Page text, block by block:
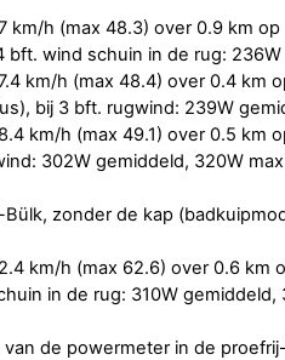
km/h (max 48.3) over 0.9 km
bft. wind schuin in de rug:
km/h (max 48.4) over 0.4 km
bij 3 bft. rugwind: 239W
km/h (max 49.1) over 0.5 km
302W gemiddeld, 320W
zonder de kap
km/h (max 62.6) over 0.6 km
in de rug: 310W gemiddeld,
van de powermeter in de